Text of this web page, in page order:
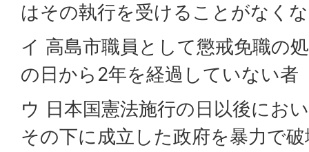
はその執行を受けることがなく
イ 高島市職員として懲戒免職の
の日から2年を経過していない者
ウ 日本国憲法施行の日以後にお
その下に成立した政府を暴力で